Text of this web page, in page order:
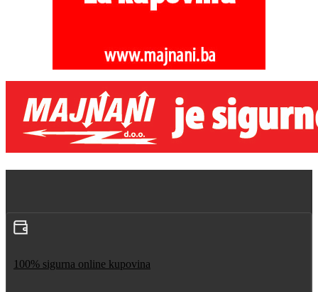
100% sigurna online kupovina